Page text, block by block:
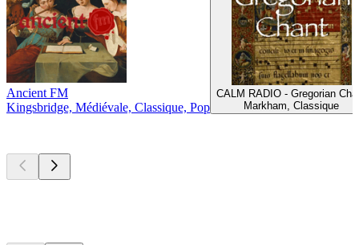
Ancient FM
Kingsbridge, Médiévale, Classique, Pop
CALM RADIO - Gregorian
Markham, Classique